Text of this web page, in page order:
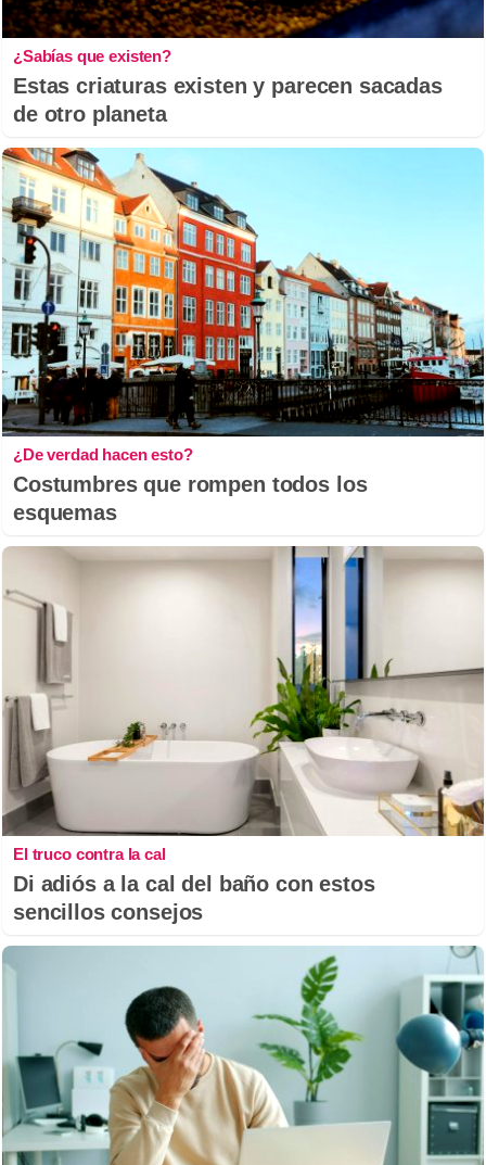
¿Sabías que existen?
Estas criaturas existen y parecen sacadas
de otro planeta
¿De verdad hacen esto?
Costumbres que rompen todos los
esquemas
El truco contra la cal
Di adiós a la cal del baño con estos
sencillos consejos